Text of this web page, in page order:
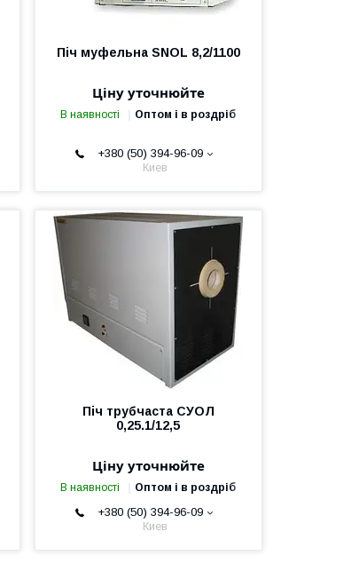
Піч муфельна SNOL 8,2/1100
Ціну уточнюйте
В наявності Оптом і в роздріб
+380 (50) 394-96-09
Киев
Піч трубчаста СУОЛ
0,25.1/12,5
Ціну уточнюйте
В наявності Оптом і в роздріб
+380 (50) 394-96-09
Киев